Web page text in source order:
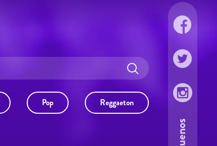
Pop Reggaeton